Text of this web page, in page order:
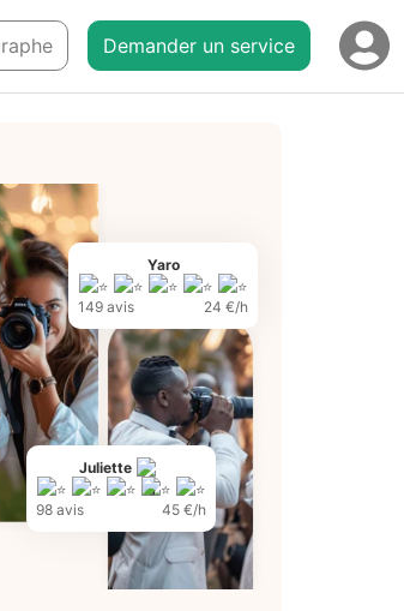
Demander un service
Juliette
98 avis 45 €/h
Yaro
149 avis 24 €/h